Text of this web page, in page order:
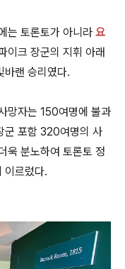
는 토론토가 아니라 요
이크 장군의 지휘 아래
바랜 승리였다.
망자는 150여명에 불과
군 포함 320여명의 사
욱 분노하여 토론토 정
이르렀다.